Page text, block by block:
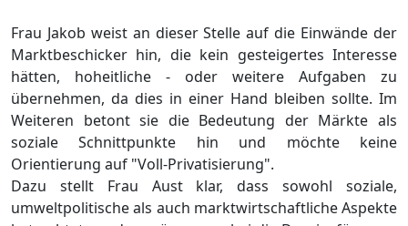
Frau Jakob weist an dieser Stelle auf die Einwände der
Marktbeschicker hin, die kein gesteigertes Interesse
hätten, hoheitliche - oder weitere Aufgaben zu
übernehmen, da dies in einer Hand bleiben sollte. Im
Weiteren betont sie die Bedeutung der Märkte als
soziale Schnittpunkte hin und möchte keine
Orientierung auf "Voll-Privatisierung".
Dazu stellt Frau Aust klar, dass sowohl soziale,
umweltpolitischeals auch marktwirtschaftliche Aspekte